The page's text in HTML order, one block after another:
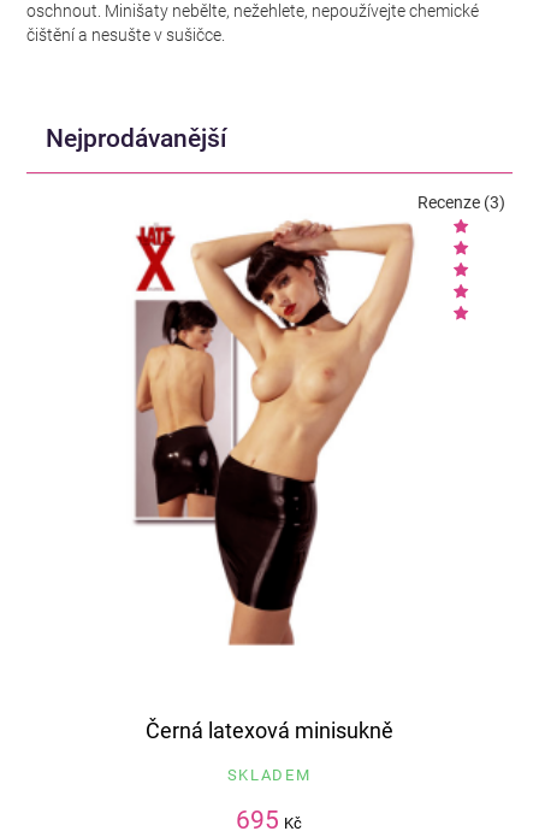
oschnout. Minišaty nebělte, nežehlete, nepoužívejte chemické
čištění a nesušte v sušičce.
Nejprodávanější
Černá latexová minisukně
SKLADEM
695 Kč
Recenze (3)